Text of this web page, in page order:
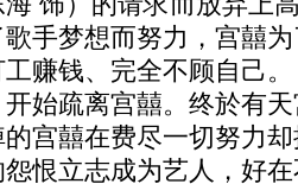
手梦想而努力，宫囍
赚钱、完全不顾自己
始疏离宫囍。终於有
宫囍在费尽一切努力
恨立志成为艺人，好